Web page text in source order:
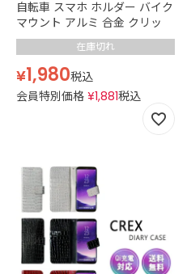
自転車 スマホ ホルダー バイク
マウント アルミ 合金 クリッ
在庫切れ
¥1,980税込
会員特別価格 ¥1,881税込